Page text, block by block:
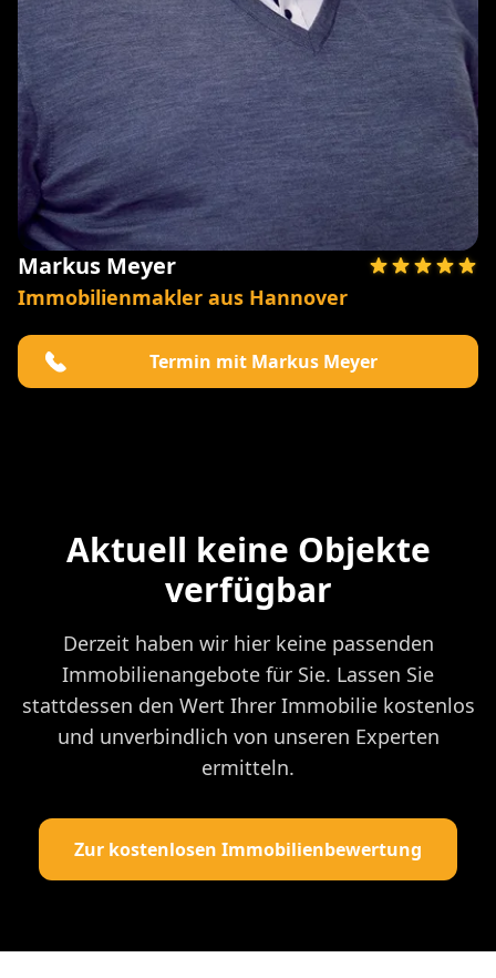
Markus Meyer
Immobilienmakler aus Hannover
Termin mit Markus Meyer
Aktuell keine Objekte
verfügbar
Derzeit haben wir hier keine passenden
Immobilienangebote für Sie. Lassen Sie
stattdessen den Wert Ihrer Immobilie kostenlos
und unverbindlich von unseren Experten
ermitteln.
Zur kostenlosen Immobilienbewertung